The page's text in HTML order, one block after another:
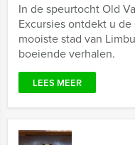
In de speurtocht Old
Excursies ontdekt u
mooiste stad van
boeiende verhalen.
LEES MEER